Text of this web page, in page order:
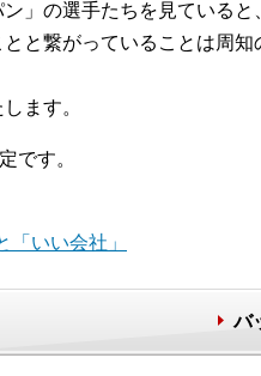
」の選手たちを見ている
と繋がっていることは周知
ます。
です。
いい会社」
バ